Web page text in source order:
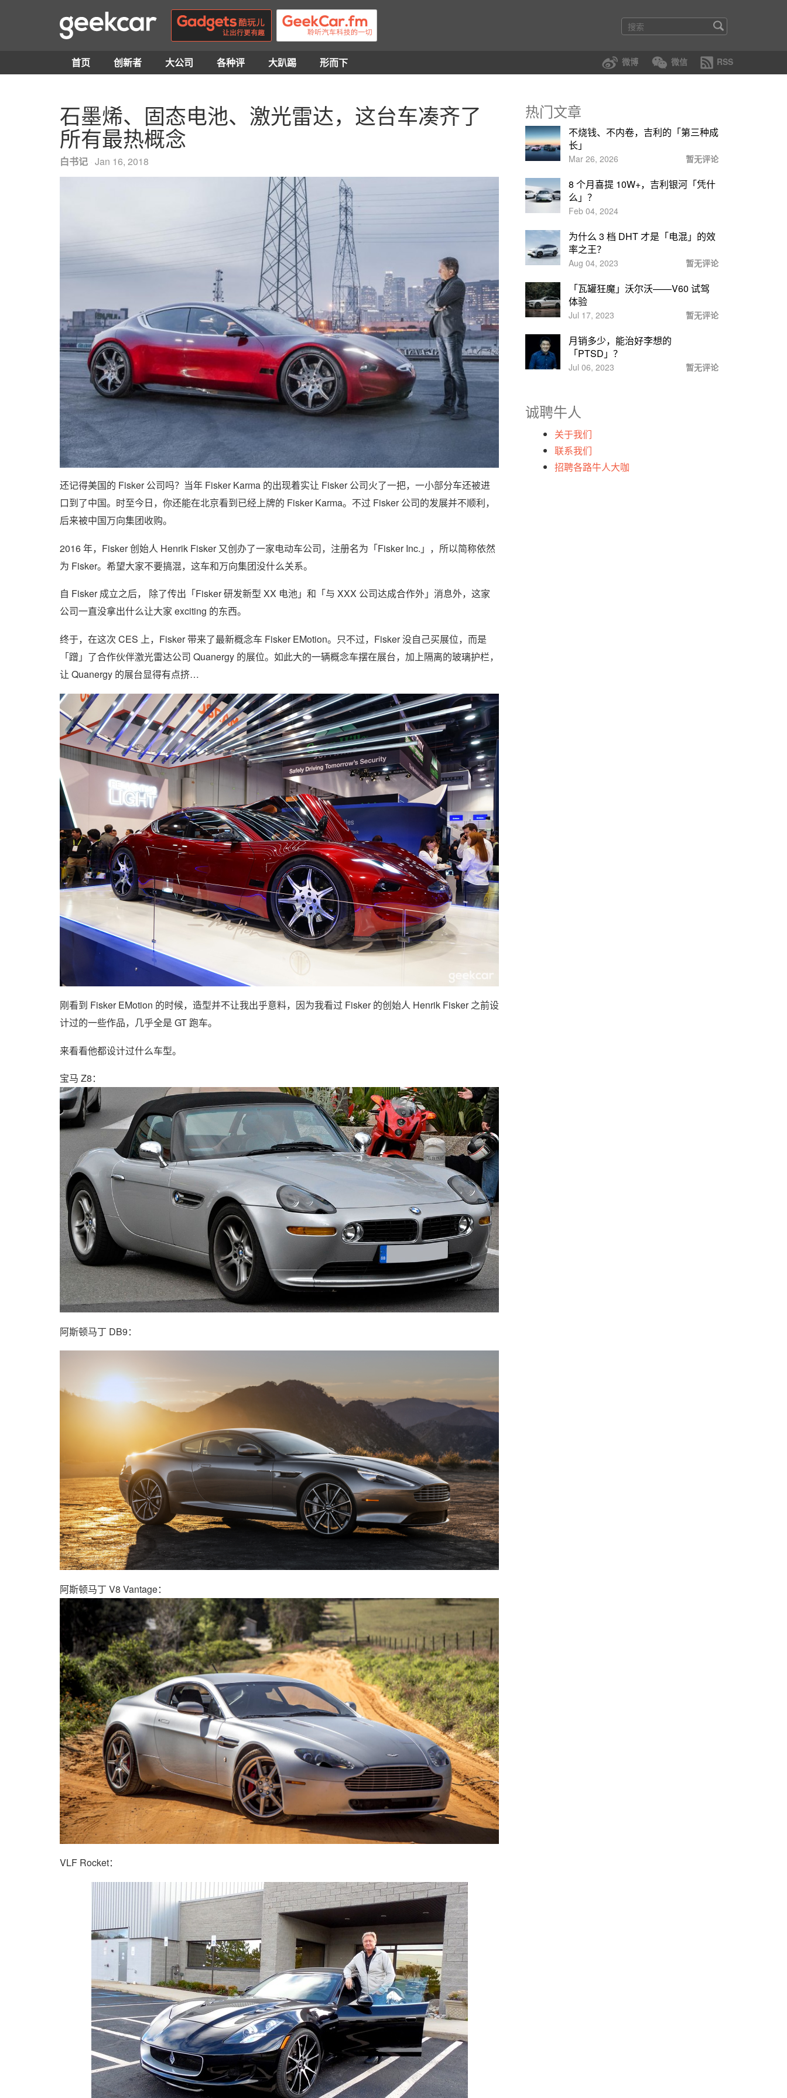
首页 创新者 大公司 各种评 大趴踢 形而下 微博 微信 RSS
石墨烯、固态电池、激光雷达，这台车凑齐了
所有最热概念
白书记 Jan 16, 2018
还记得美国的 Fisker 公司吗？当年 Fisker Karma 的出现着实让 Fisker 公司火了一把，一小部分车还被进
口到了中国。时至今日，你还能在北京看到已经上牌的 Fisker Karma。不过 Fisker 公司的发展并不顺利，
后来被中国万向集团收购。
2016 年，Fisker 创始人 Henrik Fisker 又创办了一家电动车公司，注册名为「Fisker Inc.」，所以简称依然
为 Fisker。希望大家不要搞混，这车和万向集团没什么关系。
自 Fisker 成立之后，
除了传出「Fisker 研发新型 XX 电池」和「与 XXX 公司达成合作外」消息外，这家
公司一直没拿出什么让大家 exciting 的东西。
终于，在这次 CES 上，Fisker 带来了最新概念车 Fisker EMotion。只不过，Fisker 没自己买展位，而是
「蹭」了合作伙伴激光雷达公司 Quanergy 的展位。如此大的一辆概念车摆在展台，加上隔离的玻璃护栏，
让 Quanergy 的展台显得有点挤…
刚看到 Fisker EMotion 的时候，造型并不让我出乎意料，因为我看过 Fisker 的创始人 Henrik Fisker 之前设
计过的一些作品，几乎全是 GT 跑车。
来看看他都设计过什么车型。
宝马 Z8：
阿斯顿马丁 DB9：
阿斯顿马丁 V8 Vantage：
VLF Rocket：
热门文章
不烧钱、不内卷，吉利的「第三种成
长」
Mar 26, 2026 暂无评论
8 个月喜提 10W+，吉利银河「凭什
么」？
Feb 04, 2024
为什么 3 档 DHT 才是「电混」的效
率之王？
Aug 04, 2023 暂无评论
「瓦罐狂魔」沃尔沃——V60 试驾
体验
Jul 17, 2023 暂无评论
月销多少，能治好李想的
「PTSD」？
Jul 06, 2023 暂无评论
诚聘牛人
关于我们
联系我们
招聘各路牛人大咖